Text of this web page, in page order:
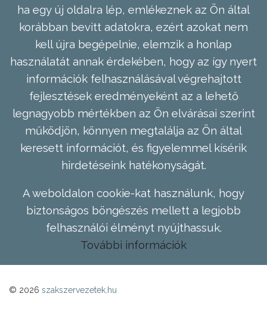
ha egy új oldalra lép, emlékeznek az Ön által
korábban bevitt adatokra, ezért azokat nem
kell újra begépelnie, elemzik a honlap
használatát annak érdekében, hogy az így nyert
információk felhasználásával végrehajtott
fejlesztések eredményeként az a lehető
legnagyobb mértékben az Ön elvárásai szerint
működjön, könnyen megtalálja az Ön által
keresett információt, és figyelemmel kísérik
hirdetéseink hatékonyságát.
A weboldalon cookie-kat használunk, hogy
biztonságos böngészés mellett a legjobb
felhasználói élményt nyújthassuk.
További információk
© 2026 szakszervezetek.hu